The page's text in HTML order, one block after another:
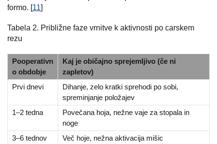
formo. [11]
Tabela 2. Približne faze vrnitve k aktivnosti po carskem
rezu
Pooperativn
o obdobje
Kaj je običajno sprejemljivo (če ni
zapletov)
Prvi dnevi
Dihanje, zelo kratki sprehodi po sobi,
spreminjanje položajev
1–2 tedna
Povečana hoja, nežne vaje za stopala in
noge
3–6 tednov
Več hoje, nežna aktivacija mišic